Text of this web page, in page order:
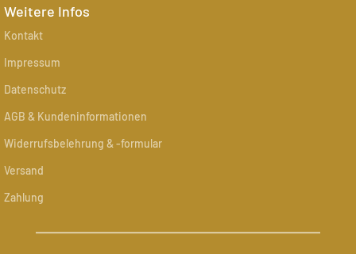
Weitere Infos
Kontakt
Impressum
Datenschutz
AGB & Kundeninformationen
Widerrufsbelehrung & -formular
Versand
Zahlung